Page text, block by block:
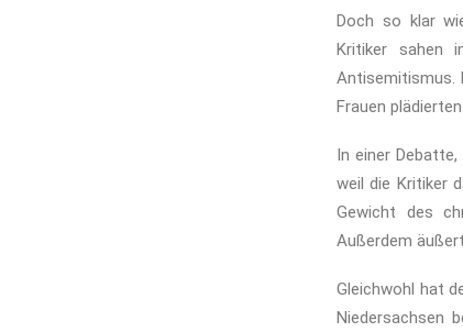
Doch so klar
Kritiker sahen
Antisemitismus.
Frauen
In einer
weil die Kritiker
Gewicht des
Außerdem
Gleichwohl hat
Niedersachsen